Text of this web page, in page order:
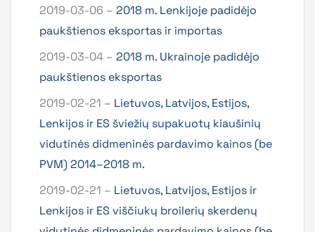
2019-03-06 – 2018 m. Lenkijoje padidėjo
paukštienos eksportas ir importas
2019-03-04 – 2018 m. Ukrainoje padidėjo
paukštienos eksportas
2019-02-21 – Lietuvos, Latvijos, Estijos,
Lenkijos ir ES šviežių supakuotų kiaušinių
vidutinės didmeninės pardavimo kainos (be
PVM) 2014–2018 m.
2019-02-21 – Lietuvos, Latvijos, Estijos ir
Lenkijos ir ES viščiukų broilerių skerdenų